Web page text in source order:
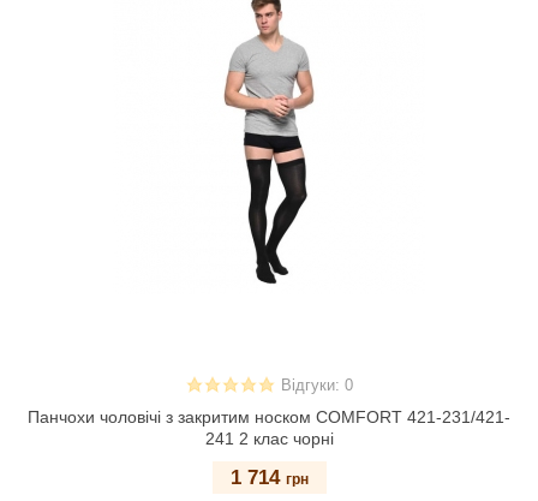
Відгуки: 0
Панчохи чоловічі з закритим носком COMFORT 421-231/421-
241 2 клас чорні
1 714 грн